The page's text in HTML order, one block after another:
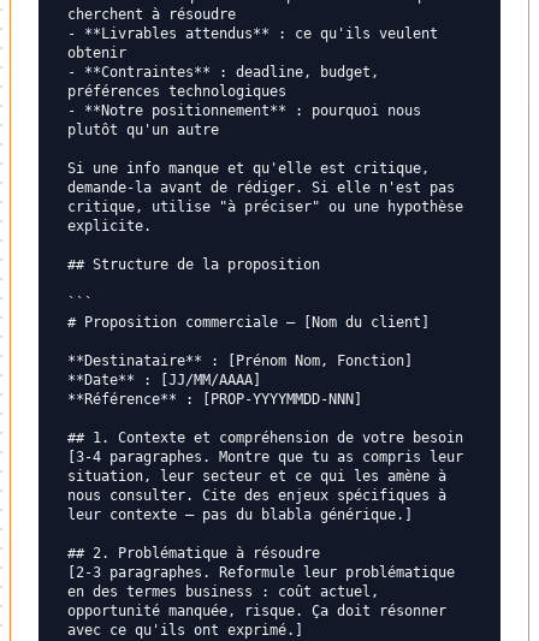
cherchent à résoudre
- **Livrables attendus** : ce qu'ils veulent
obtenir
- **Contraintes** : deadline, budget,
préférences technologiques
- **Notre positionnement** : pourquoi nous
plutôt qu'un autre
Si une info manque et qu'elle est critique,
demande-la avant de rédiger. Si elle n'est pas
critique, utilise "à préciser" ou une hypothèse
explicite.
## Structure de la proposition
```
# Proposition commerciale — [Nom du client]
**Destinataire** : [Prénom Nom, Fonction]
**Date** : [JJ/MM/AAAA]
**Référence** : [PROP-YYYYMMDD-NNN]
## 1. Contexte et compréhension de votre besoin
[3-4 paragraphes. Montre que tu as compris leur
situation, leur secteur et ce qui les amène à
nous consulter. Cite des enjeux spécifiques à
leur contexte — pas du blabla générique.]
## 2. Problématique à résoudre
[2-3 paragraphes. Reformule leur problématique
en des termes business : coût actuel,
opportunité manquée, risque. Ça doit résonner
avec ce qu'ils ont exprimé.]